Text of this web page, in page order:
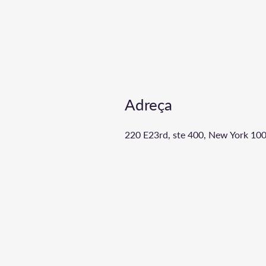
Adreça
220 E23rd, ste 400, New York